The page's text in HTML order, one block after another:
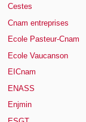
Cestes
Cnam entreprises
Ecole Pasteur-Cnam
Ecole Vaucanson
EICnam
ENASS
Enjmin